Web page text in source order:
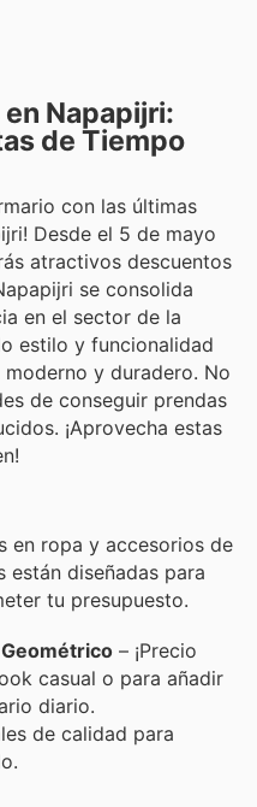
Napapijri:
de Tiempo
con las últimas
Desde el 5 de mayo
atractivos descuentos
se consolida
en el sector de la
estilo y funcionalidad
y duradero. No
de conseguir prendas
¡Aprovecha estas
en ropa y accesorios de
están diseñadas para
tu presupuesto.
– ¡Precio
casual o para añadir
diario.
de calidad para